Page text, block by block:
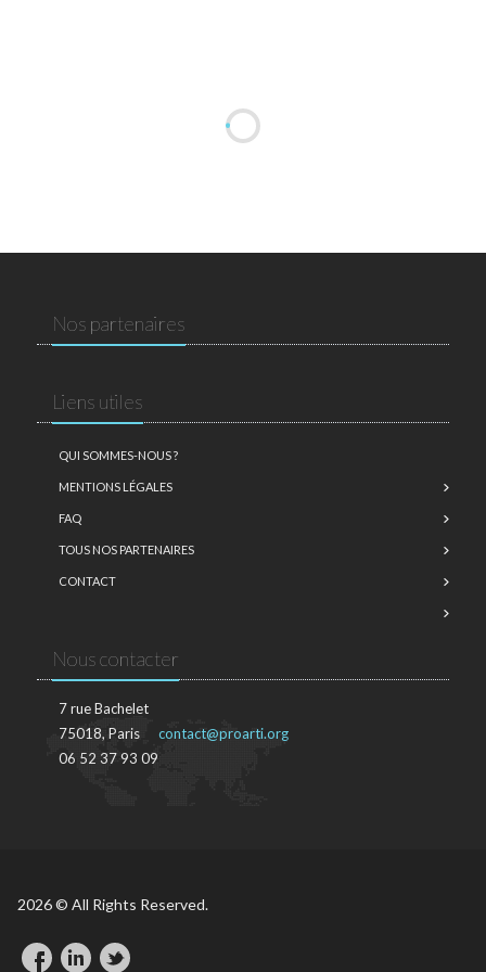
Nos partenaires
Liens utiles
QUI SOMMES-NOUS ?
MENTIONS LÉGALES
FAQ
TOUS NOS PARTENAIRES
CONTACT
Nous contacter
7 rue Bachelet
75018, Paris
06 52 37 93 09
contact@proarti.org
2026 © All Rights Reserved.